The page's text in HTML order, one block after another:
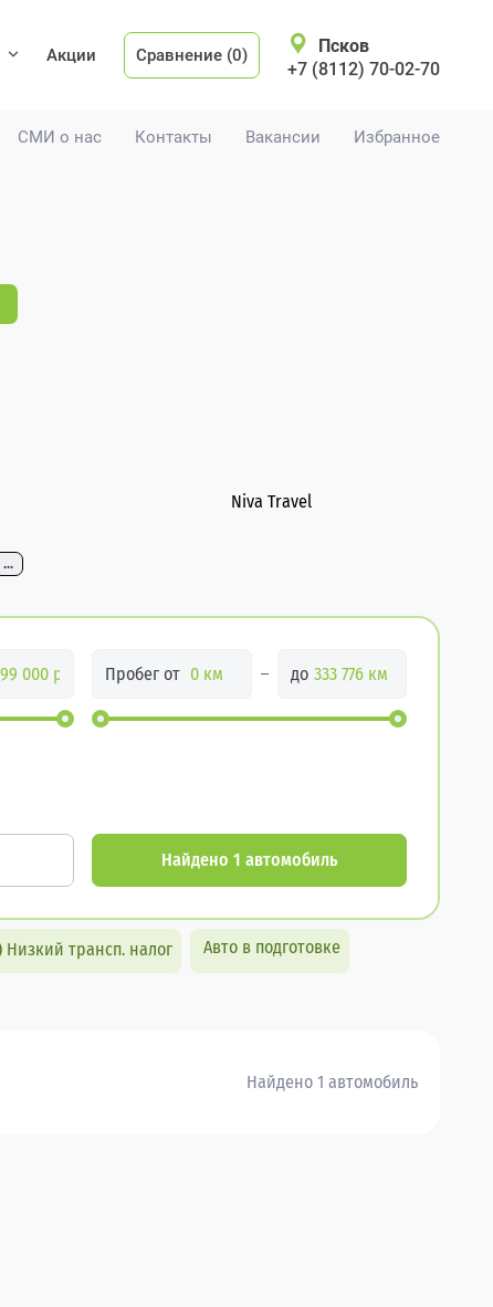
СМИ о нас Контакты Вакансии Избранное
Акции Сравнение (0)
Псков
+7 (8112) 70-02-70
Niva Travel
...
Пробег от до
Найдено 1 автомобиль
Низкий трансп. налог Авто в подготовке
Найдено 1 автомобиль